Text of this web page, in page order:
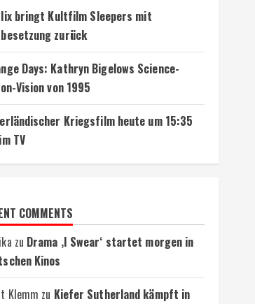
bringt Kultfilm Sleepers mit
zurück
Days: Kathryn Bigelows Science-
Vision von 1995
Kriegsfilm heute um 15:35
TV
COMMENTS
zu Drama ‚I Swear‘ startet morgen in
Kinos
Klemm zu Kiefer Sutherland kämpft in